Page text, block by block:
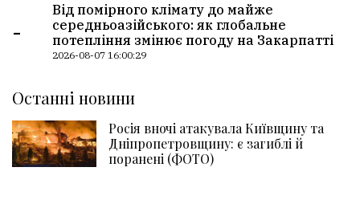
-
Від помірного клімату до майже
середньоазійського: як глобальне
потепління змінює погоду на Закарпатті
2026-08-07 16:00:29
Останні новини
Росія вночі атакувала Київщину та
Дніпропетровщину: є загиблі й
поранені (ФОТО)